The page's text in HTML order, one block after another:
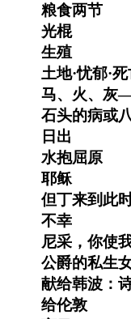
粮食两节
光棍
生殖
土地·忧郁·死
马、火、灰
石头的病或
日出
水抱屈原
耶稣
但丁来到此
不幸
尼采，你使我
公爵的私生
献给韩波：诗
给伦敦